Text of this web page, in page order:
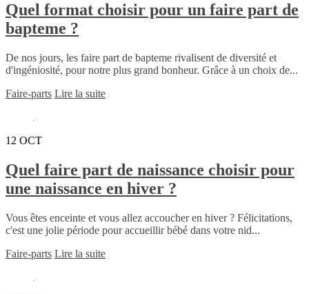
Quel format choisir pour un faire part de
bapteme ?
De nos jours, les faire part de bapteme rivalisent de diversité et
d'ingéniosité, pour notre plus grand bonheur. Grâce à un choix de...
Faire-parts Lire la suite
12 OCT
Quel faire part de naissance choisir pour
une naissance en hiver ?
Vous êtes enceinte et vous allez accoucher en hiver ? Félicitations,
c'est une jolie période pour accueillir bébé dans votre nid...
Faire-parts Lire la suite